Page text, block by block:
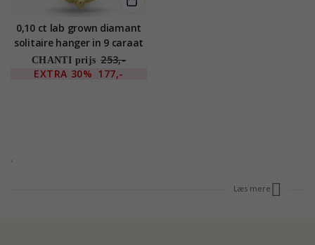
0,10 ct lab grown diamant
solitaire hanger in 9 caraat
goud 0,10 ct
CHANTI prijs 253,-
EXTRA 30% 177,-
.
Læs mere